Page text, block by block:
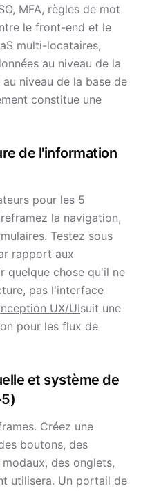
MFA, règles de mot
le front-end et le
multi-locataires,
au niveau de la
niveau de la base de
constitue une
de l'information
pour les 5
la navigation,
Testez sous
rapport aux
quelque chose qu'il ne
pas l'interface
UX/UIsuit une
pour les flux de
et système de
Créez une
boutons, des
des onglets,
utilisera. Un portail de